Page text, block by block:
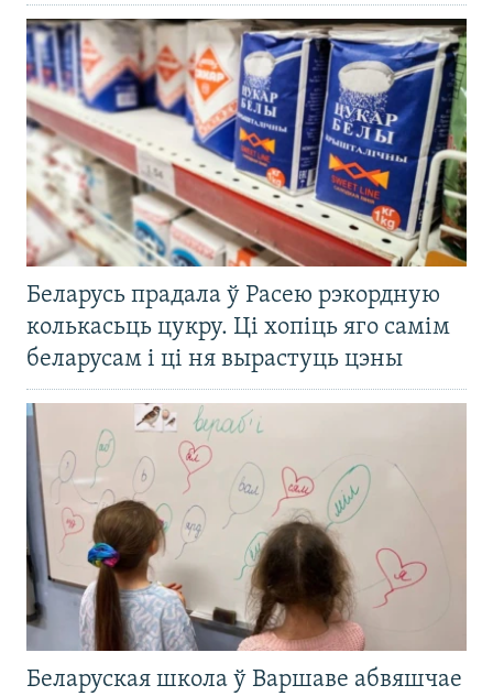
Беларусь прадала ў Расею рэкордную
колькасьць цукру. Ці хопіць яго самім
беларусам і ці ня вырастуць цэны
Беларуская школа ў Варшаве абвяшчае